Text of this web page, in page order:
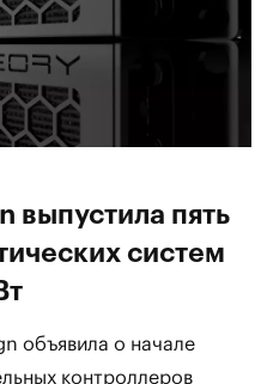
выпустила пять
систем
объявила о начале
контроллеров